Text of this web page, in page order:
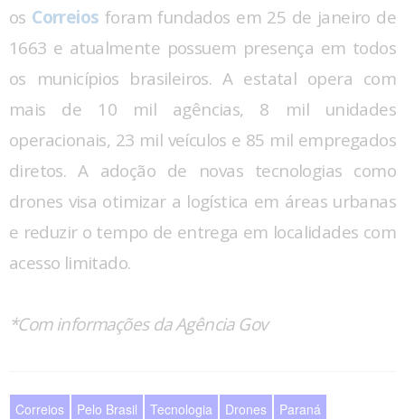
os Correios foram fundados em 25 de janeiro de
1663 e atualmente possuem presença em todos
os municípios brasileiros. A estatal opera com
mais de 10 mil agências, 8 mil unidades
operacionais, 23 mil veículos e 85 mil empregados
diretos. A adoção de novas tecnologias como
drones visa otimizar a logística em áreas urbanas
e reduzir o tempo de entrega em localidades com
acesso limitado.
*Com informações da Agência Gov
Correios Pelo Brasil Tecnologia Drones Paraná